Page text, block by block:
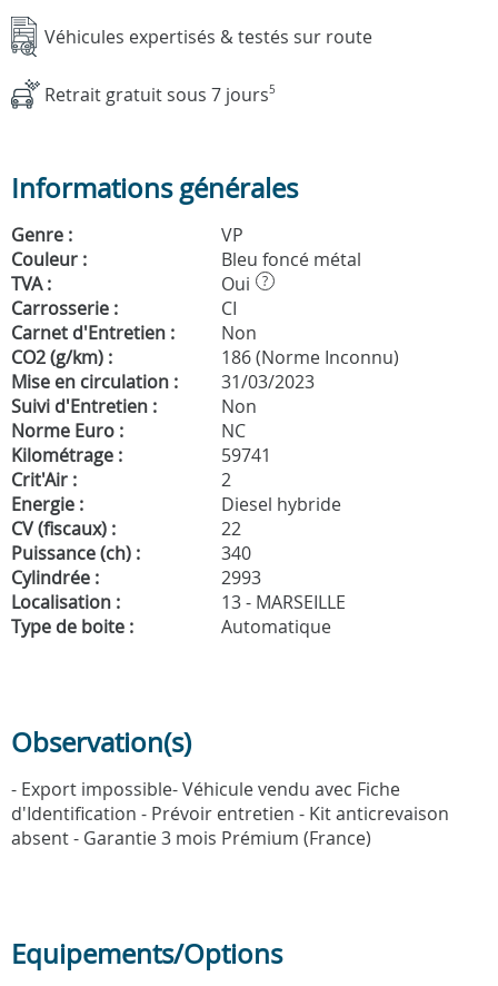
Véhicules expertisés & testés sur route
Retrait gratuit sous 7 jours5
Informations générales
Genre :
VP
Couleur :
Bleu foncé métal
TVA :
Oui ?
Carrosserie :
CI
Carnet d'Entretien :
Non
CO2 (g/km) :
186 (Norme Inconnu)
Mise en circulation :
31/03/2023
Suivi d'Entretien :
Non
Norme Euro :
NC
Kilométrage :
59741
Crit'Air :
2
Energie :
Diesel hybride
CV (fiscaux) :
22
Puissance (ch) :
340
Cylindrée :
2993
Localisation :
13 - MARSEILLE
Type de boite :
Automatique
Observation(s)
- Export impossible- Véhicule vendu avec Fiche
d'Identification - Prévoir entretien - Kit anticrevaison
absent - Garantie 3 mois Prémium (France)
Equipements/Options